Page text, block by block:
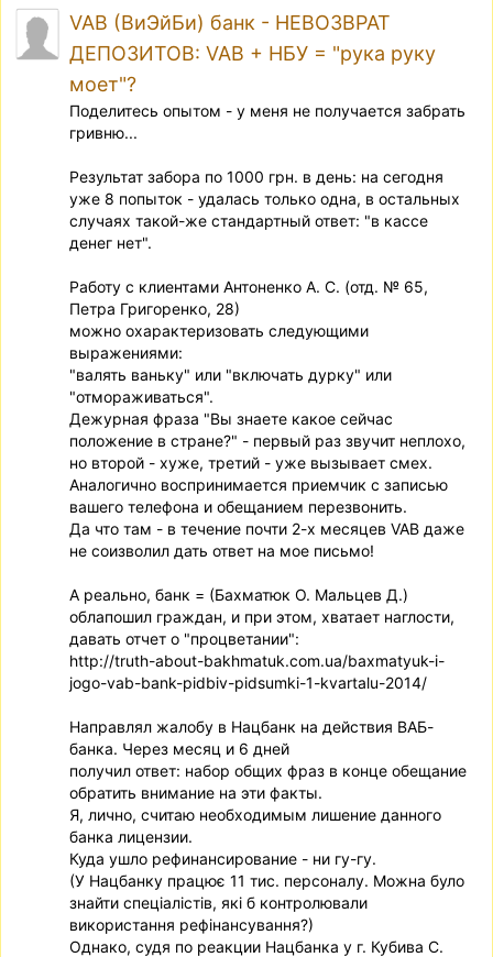
VAB (ВиЭйБи) банк - НЕВОЗВРАТ
ДЕПОЗИТОВ: VAB + НБУ = "рука руку
моет"?
Поделитесь опытом - у меня не получается забрать
гривню...
Результат забора по 1000 грн. в день: на сегодня
уже 8 попыток - удалась только одна, в остальных
случаях такой-же стандартный ответ: "в кассе
денег нет".
Работу с клиентами Антоненко А. С. (отд. № 65,
Петра Григоренко, 28)
можно охарактеризовать следующими
выражениями:
"валять ваньку" или "включать дурку" или
"отмораживаться".
Дежурная фраза "Вы знаете какое сейчас
положение в стране?" - первый раз звучит неплохо,
но второй - хуже, третий - уже вызывает смех.
Аналогично воспринимается приемчик с записью
вашего телефона и обещанием перезвонить.
Да что там - в течение почти 2-х месяцев VAB даже
не соизволил дать ответ на мое письмо!
А реально, банк = (Бахматюк О. Мальцев Д.)
облапошил граждан, и при этом, хватает наглости,
давать отчет о "процветании":
http://truth-about-bakhmatuk.com.ua/baxmatyuk-i-
jogo-vab-bank-pidbiv-pidsumki-1-kvartalu-2014/
Направлял жалобу в Нацбанк на действия ВАБ-
банка. Через месяц и 6 дней
получил ответ: набор общих фраз в конце обещание
обратить внимание на эти факты.
Я, лично, считаю необходимым лишение данного
банка лицензии.
Куда ушло рефинансирование - ни гу-гу.
(У Нацбанку працює 11 тис. персоналу. Можна було
знайти спецiалiстiв, якi б контролювали
використання рефiнансування?)
Однако, судя по реакции Нацбанка у г. Кубива С.